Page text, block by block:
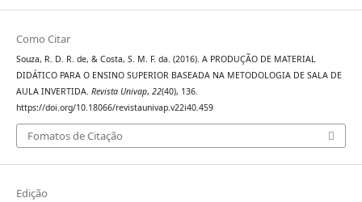
Como Citar
Souza, R. D. R. de, & Costa, S. M. F. da. (2016). A PRODUÇÃO DE MATERIAL
DIDÁTICO PARA O ENSINO SUPERIOR BASEADA NA METODOLOGIA DE SALA DE
AULA INVERTIDA. Revista Univap, 22(40), 136.
https://doi.org/10.18066/revistaunivap.v22i40.459
Fomatos de Citação
Edição